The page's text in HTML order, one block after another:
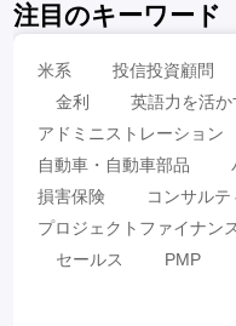
注目のキーワード
米系 投信投資顧問
金利
英語力を活か
アドミニストレーション
自動車・自動車部品
損害保険
コンサルテ
プロジェクトファイナン
セールス
PMP